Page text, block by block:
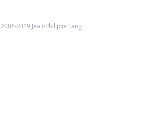
2019 Jean-Philippe Lang